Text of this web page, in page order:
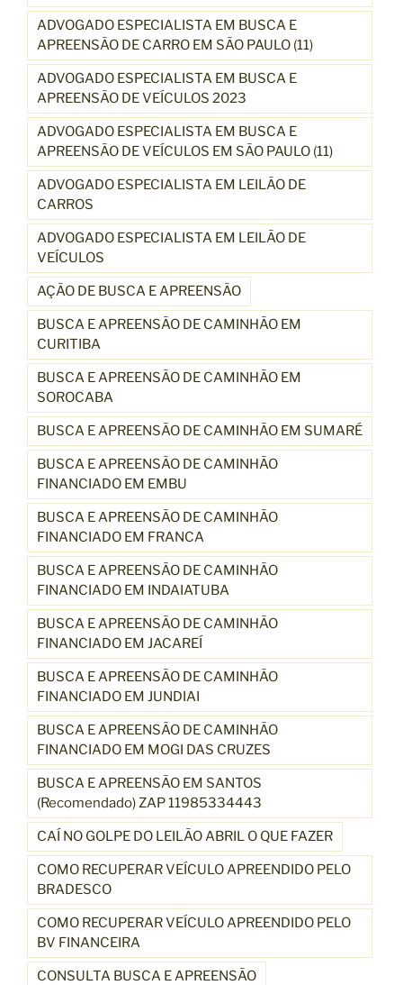
ADVOGADO ESPECIALISTA EM BUSCA E
APREENSÃO DE CARRO EM SÃO PAULO (11)
ADVOGADO ESPECIALISTA EM BUSCA E
APREENSÃO DE VEÍCULOS 2023
ADVOGADO ESPECIALISTA EM BUSCA E
APREENSÃO DE VEÍCULOS EM SÃO PAULO (11)
ADVOGADO ESPECIALISTA EM LEILÃO DE
CARROS
ADVOGADO ESPECIALISTA EM LEILÃO DE
VEÍCULOS
AÇÃO DE BUSCA E APREENSÃO
BUSCA E APREENSÃO DE CAMINHÃO EM
CURITIBA
BUSCA E APREENSÃO DE CAMINHÃO EM
SOROCABA
BUSCA E APREENSÃO DE CAMINHÃO EM SUMARÉ
BUSCA E APREENSÃO DE CAMINHÃO
FINANCIADO EM EMBU
BUSCA E APREENSÃO DE CAMINHÃO
FINANCIADO EM FRANCA
BUSCA E APREENSÃO DE CAMINHÃO
FINANCIADO EM INDAIATUBA
BUSCA E APREENSÃO DE CAMINHÃO
FINANCIADO EM JACAREÍ
BUSCA E APREENSÃO DE CAMINHÃO
FINANCIADO EM JUNDIAI
BUSCA E APREENSÃO DE CAMINHÃO
FINANCIADO EM MOGI DAS CRUZES
BUSCA E APREENSÃO EM SANTOS
(Recomendado) ZAP 11985334443
CAÍ NO GOLPE DO LEILÃO ABRIL O QUE FAZER
COMO RECUPERAR VEÍCULO APREENDIDO PELO
BRADESCO
COMO RECUPERAR VEÍCULO APREENDIDO PELO
BV FINANCEIRA
CONSULTA BUSCA E APREENSÃO